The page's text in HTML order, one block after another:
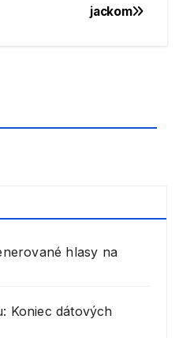
jackom
hlasy na
Koniec dátových